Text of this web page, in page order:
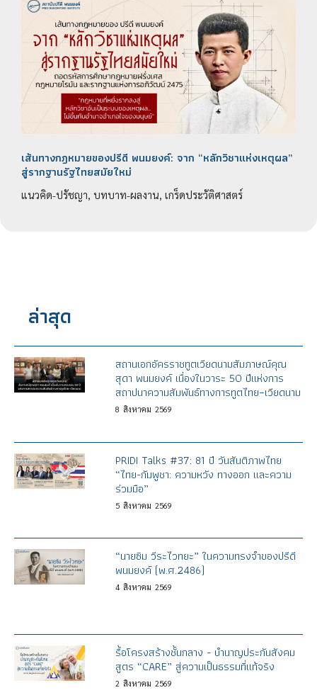
เส้นทางกฎหมายของปรีดี พนมยงค์: จาก “หลักวิชาแห่งเหตุผล”
สู่รากฐานรัฐไทยสมัยใหม่
แนวคิด-ปรัชญา, บทบาท-ผลงาน, เกร็ดประวัติศาสตร์
ล่าสุด
สถานเอกอัครราชทูตเวียดนามสัมภาษณ์คุณ
สุดา พนมยงค์ เนื่องในวาระ 50 ปีแห่งการ
สถาปนาความสัมพันธ์ทางการทูตไทย–เวียดนาม
8 สิงหาคม 2569
PRIDI Talks #37: 81 ปี วันสันติภาพไทย
“ไทย-กัมพูชา: ความหวัง ทางออก และความ
ร่วมมือ”
5 สิงหาคม 2569
“นายซิม วีระไวทยะ” ในความทรงจำของปรีดี
พนมยงค์ (พ.ศ.2486)
4 สิงหาคม 2569
รื้อโครงสร้างชั้นกลาง - บำนาญประกันสังคม
สูตร “CARE” สู่ความเป็นธรรมที่แท้จริง
2 สิงหาคม 2569